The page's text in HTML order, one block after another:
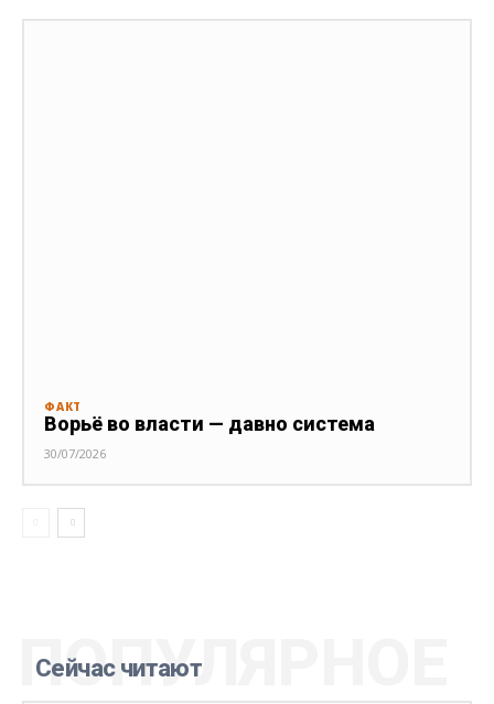
ФАКТ
Ворьё во власти — давно система
30/07/2026
Сейчас читают
ПОПУЛЯРНОЕ